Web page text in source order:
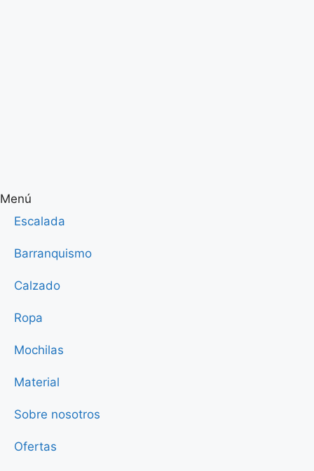
Menú
Escalada
Barranquismo
Calzado
Ropa
Mochilas
Material
Sobre nosotros
Ofertas